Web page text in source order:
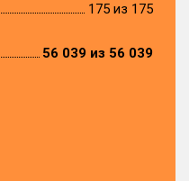
175 из 175
56 039 из 56 039